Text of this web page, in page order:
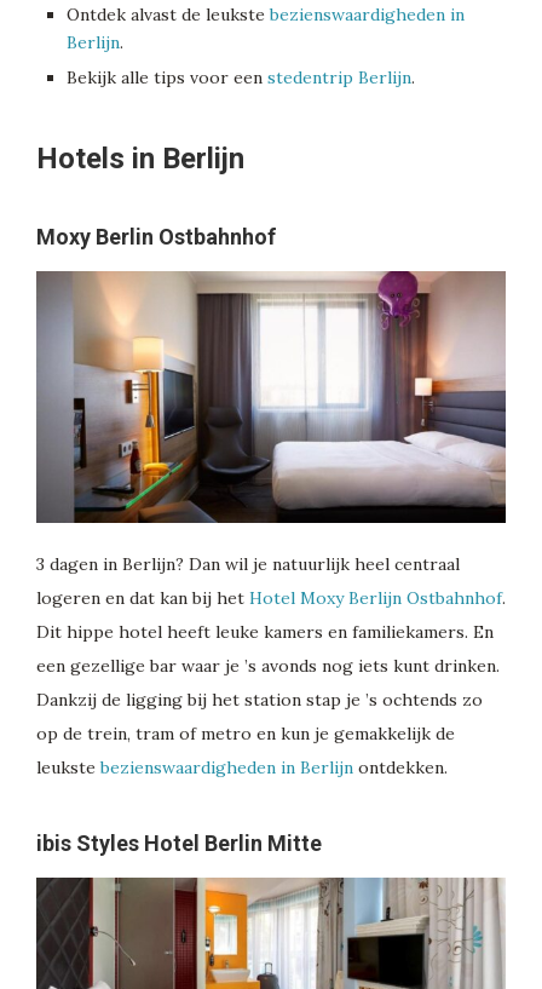
Ontdek alvast de leukstebezienswaardigheden in
Berlijn.
Bekijk alle tips voor een stedentrip Berlijn.
Hotels in Berlijn
Moxy Berlin Ostbahnhof
3 dagen in Berlijn? Dan wil je natuurlijk heel centraal
logeren en dat kan bij het Hotel Moxy Berlijn Ostbahnhof.
Dit hippe hotel heeft leuke kamers en familiekamers. En
een gezellige bar waar je ’s avonds nog iets kunt drinken.
Dankzij de ligging bij het station stap je ’s ochtends zo
op de trein, tram of metro en kun je gemakkelijk de
leukstebezienswaardigheden in Berlijn ontdekken.
ibis Styles Hotel Berlin Mitte